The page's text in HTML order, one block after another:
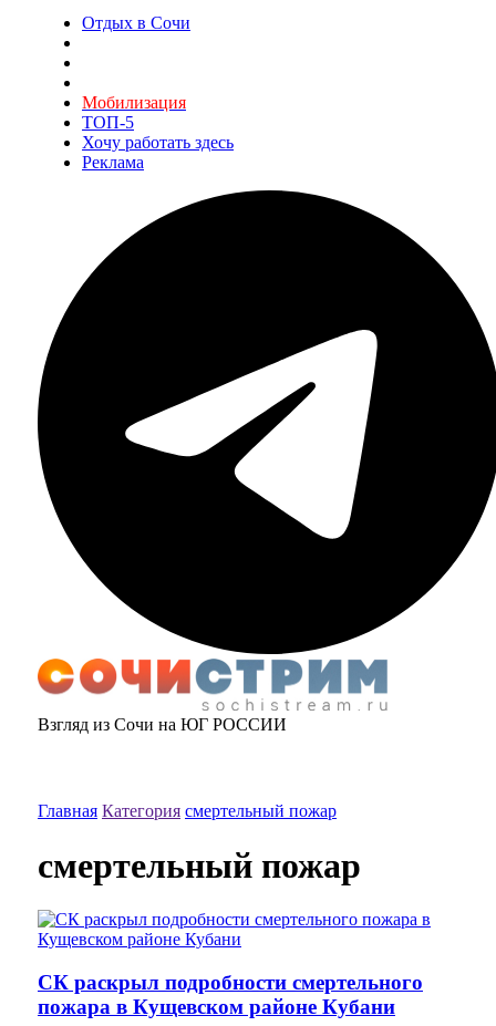
Отдых в Сочи
Мобилизация
ТОП-5
Хочу работать здесь
Реклама
Взгляд из Сочи на ЮГ РОССИИ
Главная Категория смертельный пожар
смертельный пожар
СК раскрыл подробности смертельного
пожара в Кущевском районе Кубани